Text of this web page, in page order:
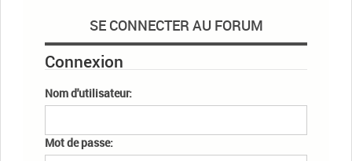
SE CONNECTER AU FORUM
Connexion
Nom d'utilisateur:
Mot de passe: